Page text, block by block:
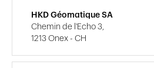
HKD Géomatique SA
Chemin de l'Echo 3,
1213 Onex - CH